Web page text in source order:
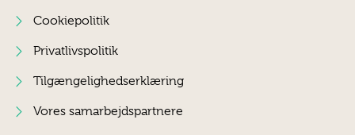
Cookiepolitik
Privatlivspolitik
Tilgængelighedserklæring
Vores samarbejdspartnere